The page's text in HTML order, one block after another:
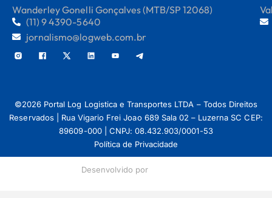
Wanderley Gonelli Gonçalves (MTB/SP 12068)
(11) 9 4390-5640
jornalismo@logweb.com.br
©2026 Portal Log Logistica e Transportes LTDA – Todos Direitos
Reservados | Rua Vigario Frei Joao 689 Sala 02 – Luzerna SC CEP:
89609-000 | CNPJ: 08.432.903/0001-53
Política de Privacidade
Desenvolvido por